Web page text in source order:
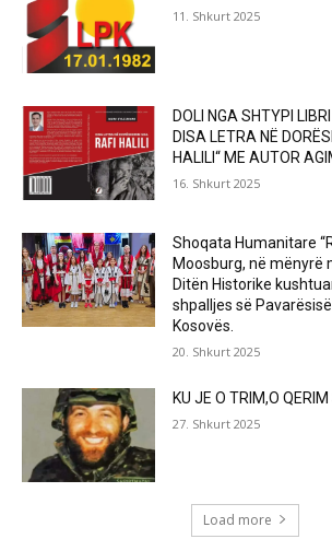
11. Shkurt 2025
DOLI NGA SHTYPI
DISA LETRA NË
HALILI“ ME AUTOR
16. Shkurt 2025
Shoqata Humanitare
Moosburg, në
Ditën Historike
shpalljes së
Kosovës.
20. Shkurt 2025
KU JE O TRIM,O
27. Shkurt 2025
Load more